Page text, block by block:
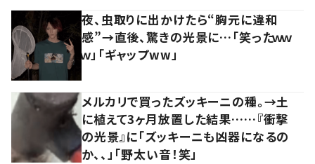
夜、虫取りに出かけたら“胸元に違和
感”→直後、驚きの光景に…「笑ったｗｗ
ｗ」「ギャップww」
メルカリで買ったズッキーニの種。→土
に植えて3ヶ月放置した結果……『衝撃
の光景』に「ズッキーニも凶器になるの
か、、」「野太い音！笑」